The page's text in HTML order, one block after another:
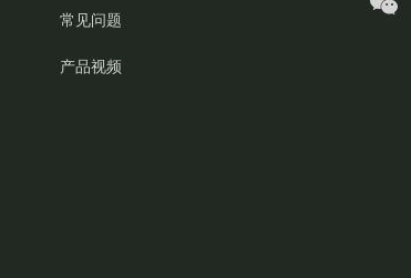
常见问题
产品视频